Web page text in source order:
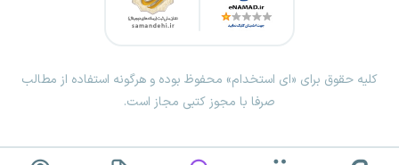
کلیه حقوق برای «ای استخدام» محفوظ بوده و هرگونه استفاده از مطالب
صرفا با مجوز کتبی مجاز است.